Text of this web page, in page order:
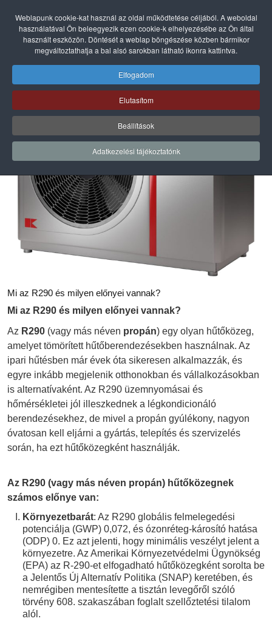
Mi az R290 és milyen előnyei vannak?
Mi az R290 és milyen előnyei vannak?
Az R290 (vagy más néven propán) egy olyan hűtőközeg,
amelyet tömörített hűtőberendezésekben használnak. Az
ipari hűtésben már évek óta sikeresen alkalmazzák, és
egyre inkább megjelenik otthonokban és vállalkozásokban
is alternatívaként. Az R290 üzemnyomásai és
hőmérsékletei jól illeszkednek a légkondicionáló
berendezésekhez, de mivel a propán gyúlékony, nagyon
óvatosan kell eljárni a gyártás, telepítés és szervizelés
során, ha ezt hűtőközegként használják.
Az R290 (vagy más néven propán) hűtőközegnek
számos előnye van:
Környezetbarát: Az R290 globális felmelegedési
potenciálja (GWP) 0,072, és ózonréteg-károsító hatása
(ODP) 0. Ez azt jelenti, hogy minimális veszélyt jelent a
környezetre. Az Amerikai Környezetvédelmi Ügynökség
(EPA) az R-290-et elfogadható hűtőközegként sorolta be
a Jelentős Új Alternatív Politika (SNAP) keretében, és
nemrégiben mentesítette a tisztán levegőről szóló
törvény 608. szakaszában foglalt szellőztetési tilalom
alól.
Weblapunk cookie-kat használ az oldal működtetése céljából. A weboldal
használatával Ön beleegyezik ezen cookie-k elhelyezésébe az Ön által
használt eszközön. Döntését a weblap böngészése közben bármikor
megváltoztathatja a bal alsó sarokban látható ikonra kattintva.
Elfogadom
Elutasítom
Beállítások
Adatkezelési tájékoztatónk